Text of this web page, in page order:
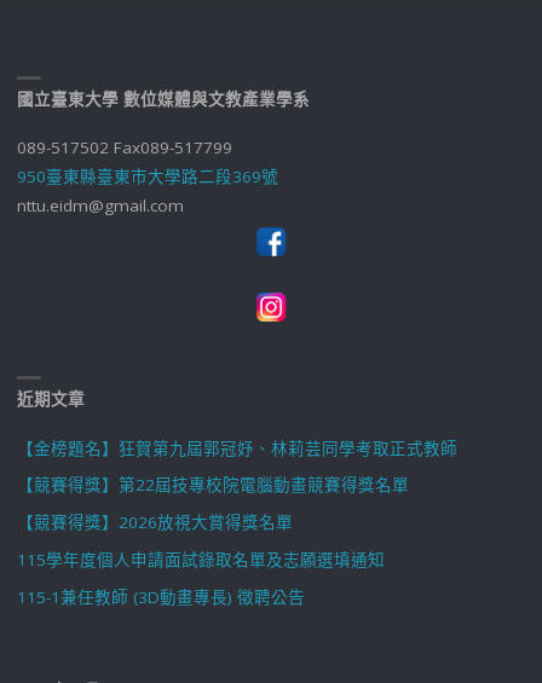
國立臺東大學 數位媒體與文教產業學系
089-517502 Fax089-517799
950臺東縣臺東市大學路二段369號
nttu.eidm@gmail.com
近期文章
【金榜題名】狂賀第九屆郭冠妤、林莉芸同學考取正式教師
【競賽得獎】第22屆技專校院電腦動畫競賽得獎名單
【競賽得獎】2026放視大賞得獎名單
115學年度個人申請面試錄取名單及志願選填通知
115-1兼任教師 (3D動畫專長) 徵聘公告